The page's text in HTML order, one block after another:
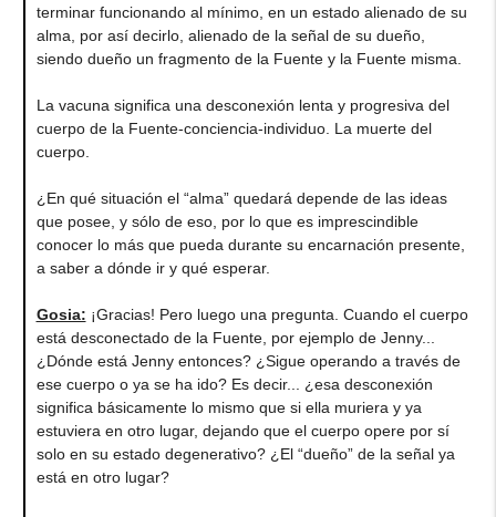
terminar funcionando al mínimo, en un estado alienado de su
alma, por así decirlo, alienado de la señal de su dueño,
siendo dueño un fragmento de la Fuente y la Fuente misma.
La vacuna significa una desconexión lenta y progresiva del
cuerpo de la Fuente-conciencia-individuo. La muerte del
cuerpo.
¿En qué situación el “alma” quedará depende de las ideas
que posee, y sólo de eso, por lo que es imprescindible
conocer lo más que pueda durante su encarnación presente,
a saber a dónde ir y qué esperar.
Gosia: ¡Gracias! Pero luego una pregunta. Cuando el cuerpo
está desconectado de la Fuente, por ejemplo de Jenny...
¿Dónde está Jenny entonces? ¿Sigue operando a través de
ese cuerpo o ya se ha ido? Es decir... ¿esa desconexión
significa básicamente lo mismo que si ella muriera y ya
estuviera en otro lugar, dejando que el cuerpo opere por sí
solo en su estado degenerativo? ¿El “dueño” de la señal ya
está en otro lugar?